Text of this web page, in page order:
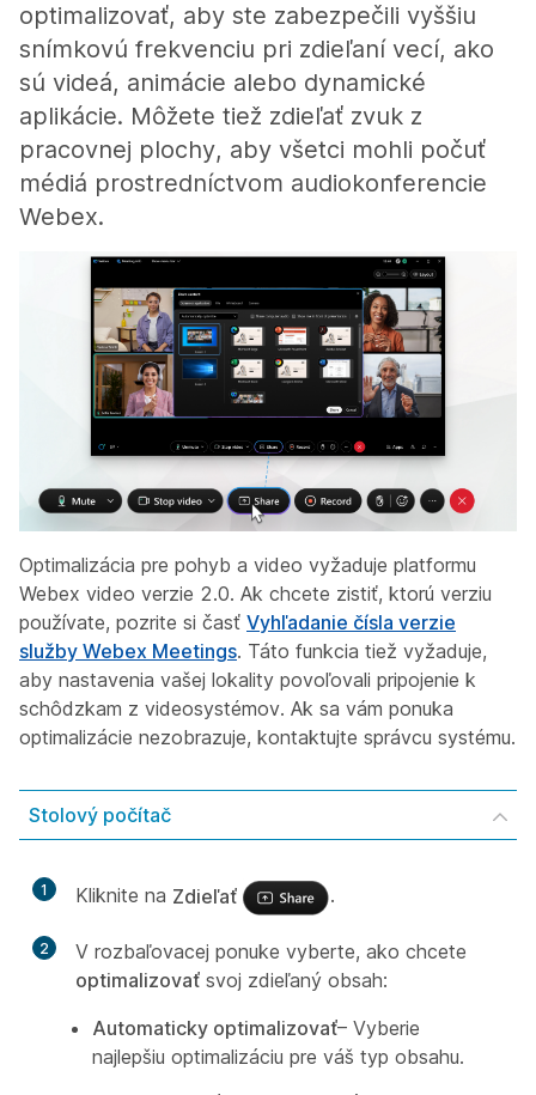
optimalizovať, aby ste zabezpečili vyššiu
snímkovú frekvenciu pri zdieľaní vecí, ako
sú videá, animácie alebo dynamické
aplikácie. Môžete tiež zdieľať zvuk z
pracovnej plochy, aby všetci mohli počuť
médiá prostredníctvom audiokonferencie
Webex.
Optimalizácia pre pohyb a video vyžaduje platformu
Webex video verzie 2.0. Ak chcete zistiť, ktorú verziu
používate, pozrite si časť Vyhľadanie čísla verzie
služby Webex Meetings. Táto funkcia tiež vyžaduje,
aby nastavenia vašej lokality povoľovali pripojenie k
schôdzkam z videosystémov. Ak sa vám ponuka
optimalizácie nezobrazuje, kontaktujte správcu systému.
Stolový počítač
1 Kliknite na Zdieľať .
2
V rozbaľovacej ponuke vyberte, ako chcete
optimalizovať svoj zdieľaný obsah:
Automaticky optimalizovať– Vyberie
najlepšiu optimalizáciu pre váš typ obsahu.